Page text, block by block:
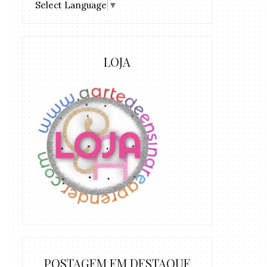
Select Language ▼
LOJA
POSTAGEM EM DESTAQUE